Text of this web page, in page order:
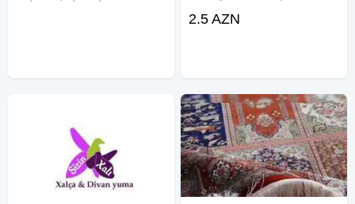
yanaşma ilə həyata keçirilir. Şəffaf
2.5 AZN